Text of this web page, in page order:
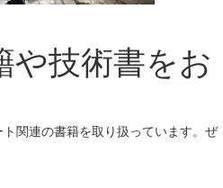
や技術書をお
関連の書籍を取り扱っています。ぜ